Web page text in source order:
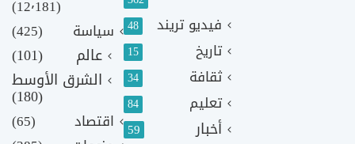
فيديو تريند 48
تاريخ 15
ثقافة 34
تعليم 84
أخبار 59
(12٬181)
سياسة
(425)
عالم
(101)
الشرق الأوسط
(180)
اقتصاد
(65)